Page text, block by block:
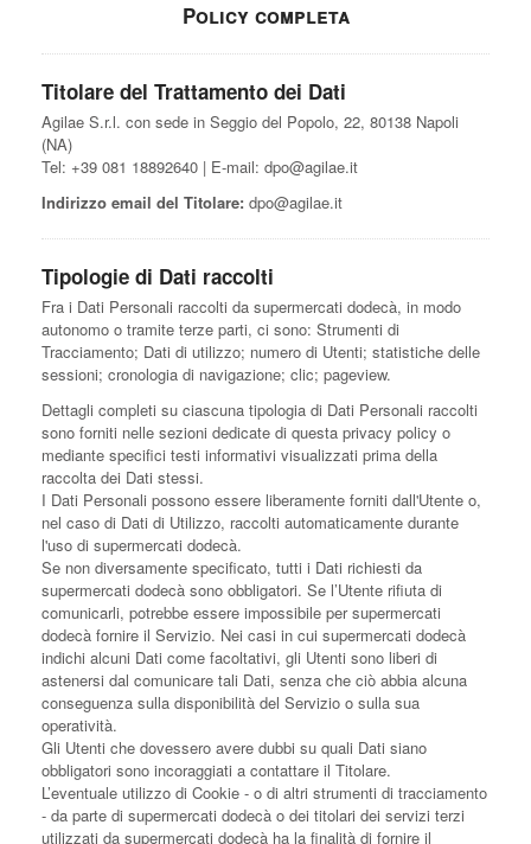
Policy completa
Titolare del Trattamento dei Dati
Agilae S.r.l. con sede in Seggio del Popolo, 22, 80138 Napoli
(NA)
Tel: +39 081 18892640 | E-mail: dpo@agilae.it
Indirizzo email del Titolare: dpo@agilae.it
Tipologie di Dati raccolti
Fra i Dati Personali raccolti da supermercati dodecà, in modo
autonomo o tramite terze parti, ci sono: Strumenti di
Tracciamento; Dati di utilizzo; numero di Utenti; statistiche delle
sessioni; cronologia di navigazione; clic; pageview.
Dettagli completi su ciascuna tipologia di Dati Personali raccolti
sono forniti nelle sezioni dedicate di questa privacy policy o
mediante specifici testi informativi visualizzati prima della
raccolta dei Dati stessi.
I Dati Personali possono essere liberamente forniti dall'Utente o,
nel caso di Dati di Utilizzo, raccolti automaticamente durante
l'uso di supermercati dodecà.
Se non diversamente specificato, tutti i Dati richiesti da
supermercati dodecà sono obbligatori. Se l’Utente rifiuta di
comunicarli, potrebbe essere impossibile per supermercati
dodecà fornire il Servizio. Nei casi in cui supermercati dodecà
indichi alcuni Dati come facoltativi, gli Utenti sono liberi di
astenersi dal comunicare tali Dati, senza che ciò abbia alcuna
conseguenza sulla disponibilità del Servizio o sulla sua
operatività.
Gli Utenti che dovessero avere dubbi su quali Dati siano
obbligatori sono incoraggiati a contattare il Titolare.
L’eventuale utilizzo di Cookie - o di altri strumenti di tracciamento
- da parte di supermercati dodecà o dei titolari dei servizi terzi
utilizzati da supermercati dodecà ha la finalità di fornire il